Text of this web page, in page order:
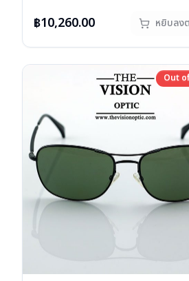
อุปกรณ์ : กล่องแว่น, ผ้าเช็ดแว่น
การรับประกัน : 1 ปี
สินค้าหมดสต๊อกชั่วคราวหากต้องการสั่ง
฿10,260.00 หยิบลง
Out
Out